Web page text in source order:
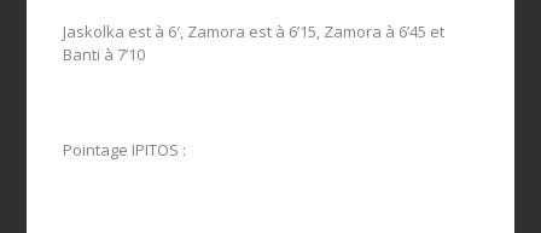
Jaskolka est à 6′, Zamora est à 6’15, Zamora à 6’45 et
Banti à 7’10
Pointage IPITOS :